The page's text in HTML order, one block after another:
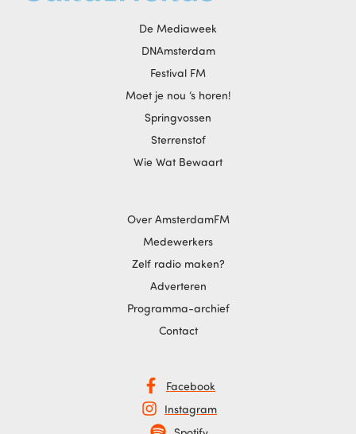
De Mediaweek
DNAmsterdam
Festival FM
Moet je nou ‘s horen!
Springvossen
Sterrenstof
Wie Wat Bewaart
Over AmsterdamFM
Medewerkers
Zelf radio maken?
Adverteren
Programma-archief
Contact
Facebook
Instagram